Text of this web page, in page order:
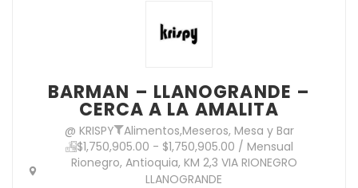
BARMAN – LLANOGRANDE –
CERCA A LA AMALITA
@ KRISPY Alimentos,Meseros, Mesa y Bar
$1,750,905.00 - $1,750,905.00 / Mensual
Rionegro, Antioquia, KM 2,3 VIA RIONEGRO
LLANOGRANDE